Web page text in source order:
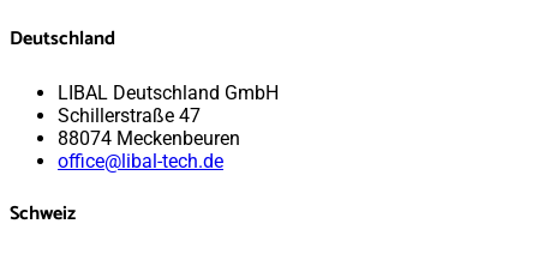
Deutschland
LIBAL Deutschland GmbH
Schillerstraße 47
88074 Meckenbeuren
office@libal-tech.de
Schweiz